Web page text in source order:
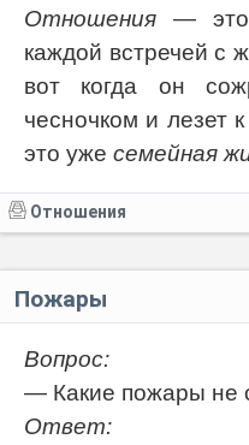
Отношения — это
каждой встречей с
вот когда он
чесночком и лезет
это уже семейная
Отношения
Пожары
Вопрос:
— Какие пожары не
Ответ: